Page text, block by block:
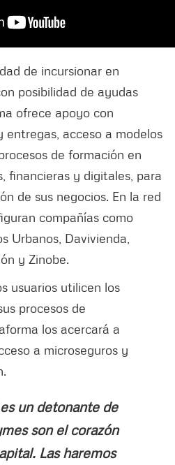
de incursionar en
posibilidad de ayudas
ofrece apoyo con
entregas, acceso a modelos
de formación en
financieras y digitales, para
de sus negocios. En la red
compañías como
Urbanos, Davivienda,
y Zinobe.
usuarios utilicen los
procesos de
los acercará a
a microseguros y
un detonante de
son el corazón
Las haremos